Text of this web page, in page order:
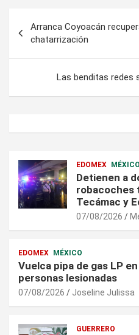
de
entradas
Arranca Coyoacán
chatarrización
Las benditas redes
EDOMEX MÉXICO
Detienen a
robacoches
Tecámac y
07/08/2026
EDOMEX MÉXICO
Vuelca pipa de gas LP
personas lesionadas
07/08/2026 Joseline Julissa
GUERRERO